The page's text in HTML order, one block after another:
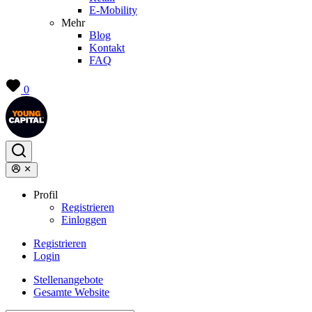
E-Mobility
Mehr
Blog
Kontakt
FAQ
0
Profil
Registrieren
Einloggen
Registrieren
Login
Stellenangebote
Gesamte Website